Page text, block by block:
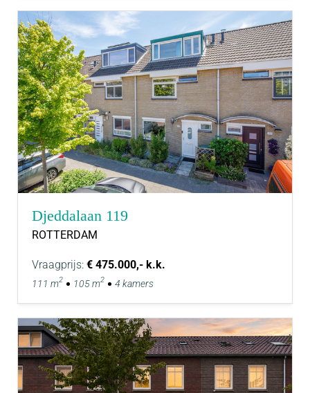
Djeddalaan 119
ROTTERDAM
Vraagprijs: € 475.000,- k.k.
111 m2 105 m2 4 kamers